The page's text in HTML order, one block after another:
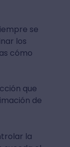
se
los
cómo
que
de
la